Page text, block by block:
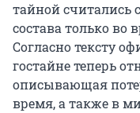
тайной считались
состава только во
Согласно тексту
гостайне теперь
описывающая
время, а также в